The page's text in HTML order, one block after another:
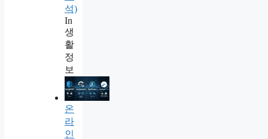
석)
In
생
활
정
보
온
라
인